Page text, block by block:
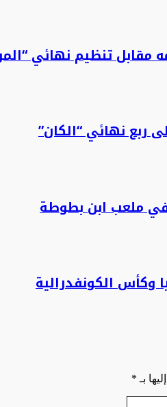
تنظيم نهائي
ربع نهائي “الكان”
في ملعب ابن بطوطة
وكأس الكونفدرالية
بـ *